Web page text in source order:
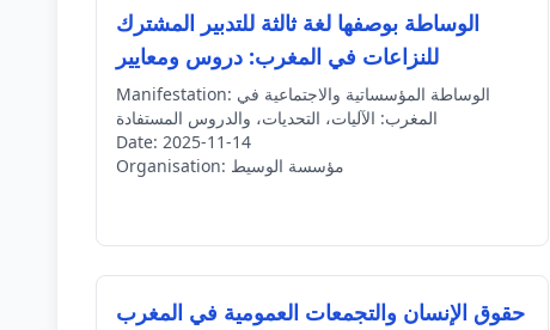
الوساطة بوصفها لغة ثالثة للتدبير المشترك
للنزاعات في المغرب: دروس ومعايير
Manifestation:
المغرب: الآليات، التحديات، والدروس المستفادة
Date: 2025-11-14
Organisation: مؤسسة الوسيط
حقوق الإنسان والتجمعات العمومية في المغرب